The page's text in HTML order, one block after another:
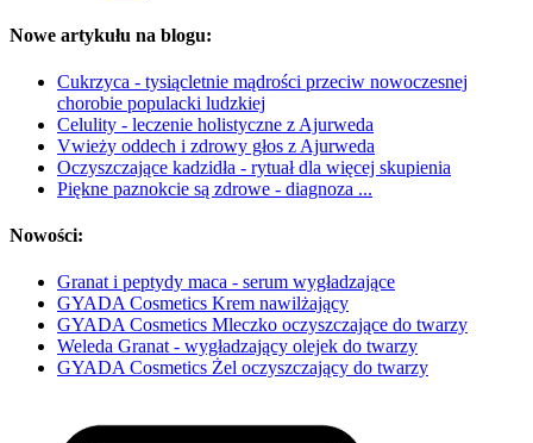
Nowe artykułu na blogu:
Cukrzyca - tysiącletnie mądrości przeciw nowoczesnej
chorobie populacki ludzkiej
Celulity - leczenie holistyczne z Ajurweda
Vwieży oddech i zdrowy głos z Ajurweda
Oczyszczające kadzidła - rytuał dla więcej skupienia
Piękne paznokcie są zdrowe - diagnoza ...
Nowości:
Granat i peptydy maca - serum wygładzające
GYADA Cosmetics Krem nawilżający
GYADA Cosmetics Mleczko oczyszczające do twarzy
Weleda Granat - wygładzający olejek do twarzy
GYADA Cosmetics Żel oczyszczający do twarzy